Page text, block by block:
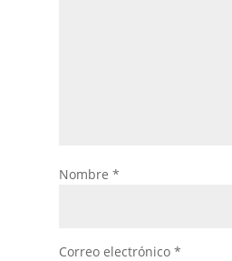
Nombre *
Correo electrónico *